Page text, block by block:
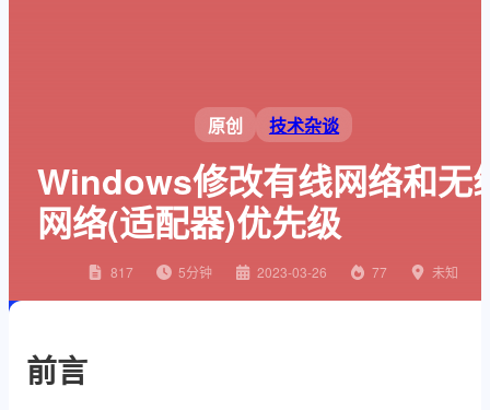
原创 技术杂谈
Windows修改有线网络和无
网络(适配器)优先级
817 5分钟 2023-03-26 77 未知
前言